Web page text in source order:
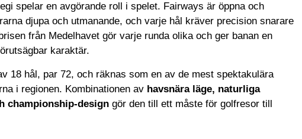
spelar en avgörande roll i spelet. Fairways är öppna och
djupa och utmanande, och varje hål kräver precision snarare
från Medelhavet gör varje runda olika och ger banan en
karaktär.
18 hål, par 72, och räknas som en av de mest spektakulära
i regionen. Kombinationen av havsnära läge, naturliga
championship-design gör den till ett måste för golfresor till